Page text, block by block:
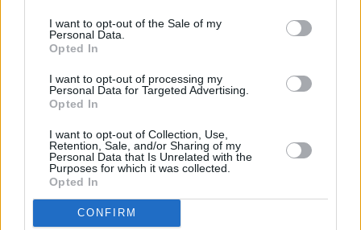
I want to opt-out of the Sale of my
Personal Data.
Opted In
I want to opt-out of processing my
Personal Data for Targeted Advertising.
Opted In
I want to opt-out of Collection, Use,
Retention, Sale, and/or Sharing of my
Personal Data that Is Unrelated with the
Purposes for which it was collected.
Opted In
CONFIRM
¿EN QUÉ MOMENTO DEJAMOS DE SER
Vuelca una hormigonera en Lajares